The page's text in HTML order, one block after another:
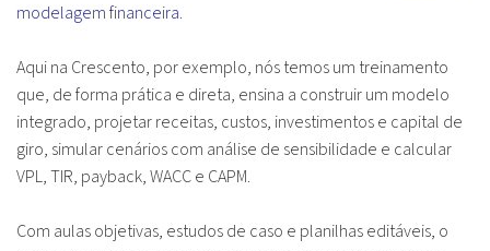
modelagem financeira.
Aqui na Crescento, por exemplo, nós temos um treinamento
que, de forma prática e direta, ensina a construir um modelo
integrado, projetar receitas, custos, investimentos e capital de
giro, simular cenários com análise de sensibilidade e calcular
VPL, TIR, payback, WACC e CAPM.
Com aulas objetivas, estudos de caso e planilhas editáveis, o